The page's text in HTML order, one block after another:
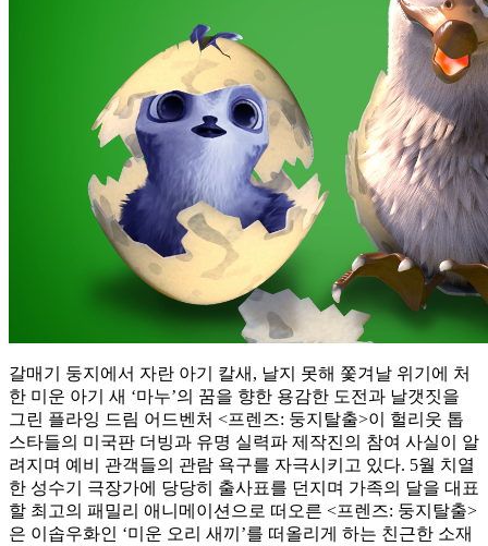
갈매기 둥지에서 자란 아기 칼새, 날지 못해 쫓겨날 위기에 처
한 미운 아기 새 ‘마누’의 꿈을 향한 용감한 도전과 날갯짓을
그린 플라잉 드림 어드벤처 <프렌즈: 둥지탈출>이 헐리웃 톱
스타들의 미국판 더빙과 유명 실력파 제작진의 참여 사실이 알
려지며 예비 관객들의 관람 욕구를 자극시키고 있다. 5월 치열
한 성수기 극장가에 당당히 출사표를 던지며 가족의 달을 대표
할 최고의 패밀리 애니메이션으로 떠오른 <프렌즈: 둥지탈출>
은 이솝우화인 ‘미운 오리 새끼’를 떠올리게 하는 친근한 소재